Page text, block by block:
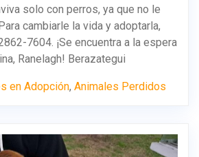
solo con perros, ya que no le
cambiarle la vida y adoptarla,
7604. ¡Se encuentra a la espera
Ranelagh! Berazategui
en Adopción, Animales Perdidos